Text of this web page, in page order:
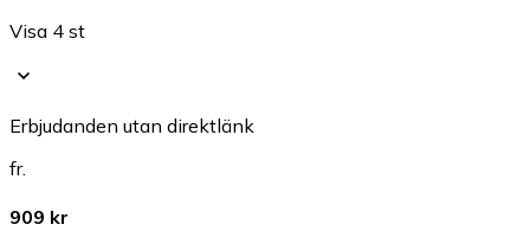
Visa 4 st
Erbjudanden utan direktlänk
fr.
909 kr